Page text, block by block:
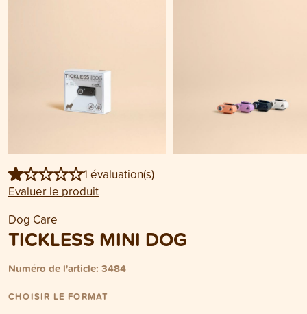
1 évaluation(s)
Evaluer le produit
Dog Care
TICKLESS MINI DOG
Numéro de l'article: 3484
CHOISIR LE FORMAT